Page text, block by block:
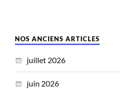
NOS ANCIENS ARTICLES
juillet 2026
juin 2026